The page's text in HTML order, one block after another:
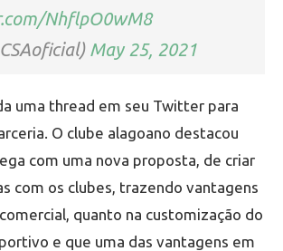
NhflpO0wM8
May 25, 2021
uma thread em seu Twitter para
O clube alagoano destacou
com uma nova proposta, de criar
com os clubes, trazendo vantagens
quanto na customização do
e que uma das vantagens em